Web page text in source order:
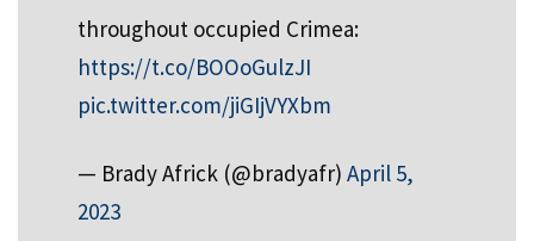
throughout occupied Crimea:
https://t.co/BOOoGulzJI
pic.twitter.com/jiGIjVYXbm
— Brady Africk (@bradyafr) April 5,
2023